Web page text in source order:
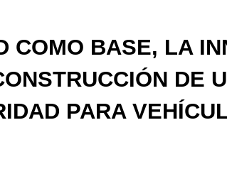
COMO BASE, LA
DE
PARA